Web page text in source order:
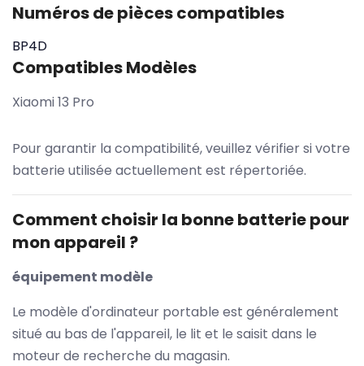
Numéros de pièces compatibles
BP4D
Compatibles Modèles
Xiaomi 13 Pro
Pour garantir la compatibilité, veuillez vérifier si votre
batterie utilisée actuellement est répertoriée.
Comment choisir la bonne batterie pour
mon appareil ?
équipement modèle
Le modèle d'ordinateur portable est généralement
situé au bas de l'appareil, le lit et le saisit dans le
moteur de recherche du magasin.